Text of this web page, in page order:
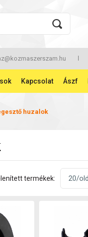
Kapcsolat Ászf
huzalok
termékek: